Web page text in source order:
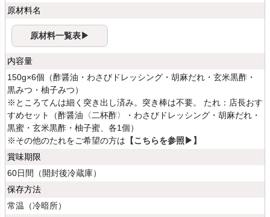
原材料名
原材料一覧表▶
内容量
150g×6個（酢醤油・わさびドレッシング・胡麻だれ・玄米黒酢・
黒みつ・柚子みつ）
※ところてんは細く突き出し済み。突き棒は不要。 たれ：店長おす
すめセット（酢醤油〈二杯酢〉・わさびドレッシング・胡麻だれ・
黒蜜・玄米黒酢・柚子蜜、各1個）
※その他のたれをご希望の方は 【こちらを参照▶】
賞味期限
60日間（開封後冷蔵庫）
保存方法
常温（冷暗所）